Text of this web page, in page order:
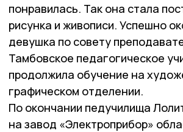
понравилась. Так она стала
рисунка и живописи. Успешно
девушка по совету
Тамбовское педагогическое
продолжила обучение на
графическом отделении.
По окончании педучилища
на завод «Электроприбор»